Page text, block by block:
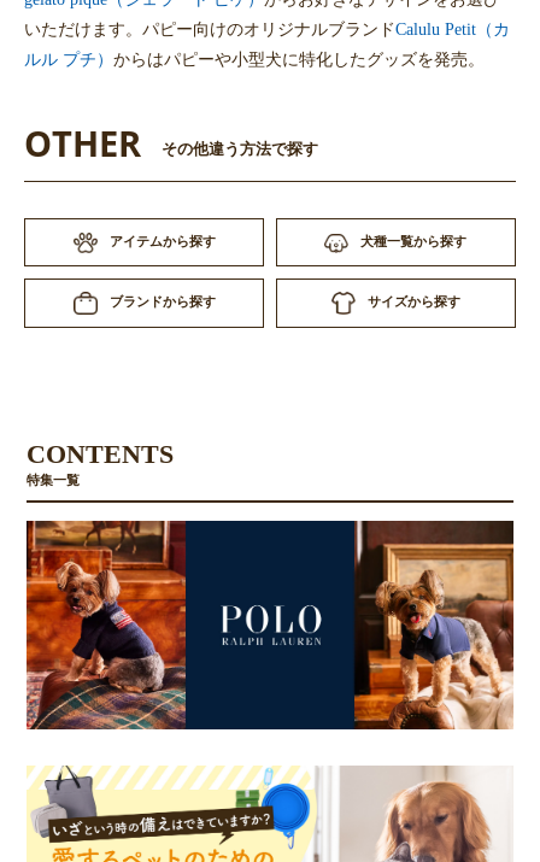
お買い物を続ける
いただけます。パピー向けのオリジナルブランドCalulu Petit（カ
ルル プチ） からはパピーや小型犬に特化したグッズを発売。
OTHER その他違う方法で探す
アイテムから探す 犬種一覧から探す
ブランドから探す サイズから探す
CONTENTS
特集一覧